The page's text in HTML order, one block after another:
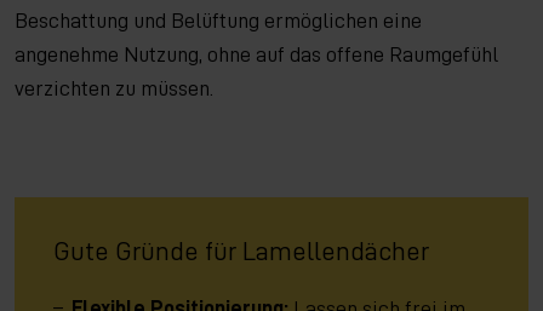
Beschattung und Belüftung ermöglichen eine
angenehme Nutzung, ohne auf das offene Raumgefühl
verzichten zu müssen.
Gute Gründe für Lamellendächer